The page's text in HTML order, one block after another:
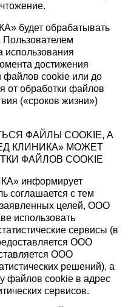
будет обрабатывать
использования
достижения
файлов cookie или до
от обработки файлов
(«сроков жизни»)
ФАЙЛЫ COOKIE, А
КЛИНИКА» МОЖЕТ
ФАЙЛОВ COOKIE
информирует
соглашается с тем
целей, ООО
использовать
сервисы (в
ООО
ООО
решений), а
файлов cookie в адрес
сервисов.